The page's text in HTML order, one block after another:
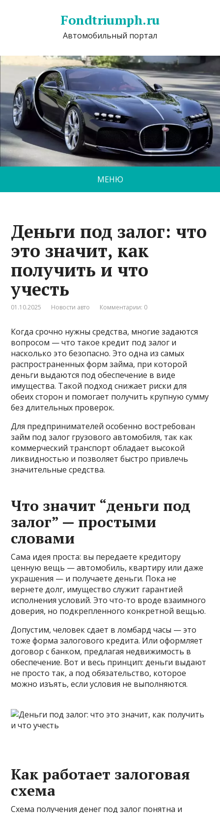
Fondtriumph.ru
Автомобильный портал
МЕНЮ
Деньги под залог: что
это значит, как
получить и что
учесть
01.10.2025 Новости авто Комментарии: 0
Когда срочно нужны средства, многие задаются
вопросом — что такое кредит под залог и
насколько это безопасно. Это одна из самых
распространенных форм займа, при которой
деньги выдаются под обеспечение в виде
имущества. Такой подход снижает риски для
обеих сторон и помогает получить крупную сумму
без длительных проверок.
Для предпринимателей особенно востребован
займ под залог грузового автомобиля, так как
коммерческий транспорт обладает высокой
ликвидностью и позволяет быстро привлечь
значительные средства.
Что значит “деньги под
залог” — простыми
словами
Сама идея проста: вы передаете кредитору
ценную вещь — автомобиль, квартиру или даже
украшения — и получаете деньги. Пока не
вернете долг, имущество служит гарантией
исполнения условий. Это что-то вроде взаимного
доверия, но подкрепленного конкретной вещью.
Допустим, человек сдает в ломбард часы — это
тоже форма залогового кредита. Или оформляет
договор с банком, предлагая недвижимость в
обеспечение. Вот и весь принцип: деньги выдают
не просто так, а под обязательство, которое
можно изъять, если условия не выполняются.
Как работает залоговая
схема
Схема получения денег под залог понятна и